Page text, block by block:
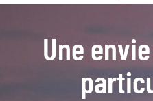
Une